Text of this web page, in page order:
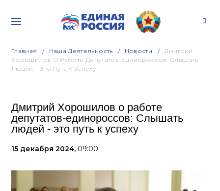
Главная Наша Деятельность Новости
Дмитрий
Хорошилов О Работе Депутатов-Единороссов: Слышать
Людей - Это Путь К Успеху
Дмитрий Хорошилов о работе
депутатов-единороссов: Слышать
людей - это путь к успеху
15 декабря 2024, 09:00